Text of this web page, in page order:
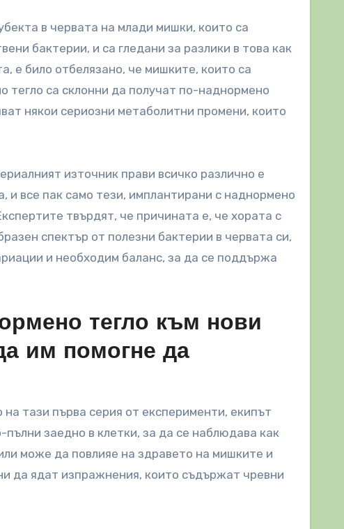
в червата на млади мишки, които са
бактерии, и са гледани за разлики в това как
е било отбелязано, че мишките, които са
тегло са склонни да получат по-наднормено
някои сериозни метаболитни промени, които
източник прави всичко различно е
и все пак само тези, имплантирани с наднормено
твърдят, че причината е, че хората с
спектър от полезни бактерии в червата си,
и необходим баланс, за да се поддържа
тегло към нови
им помогне да
тази първа серия от експерименти, екипът
заедно в клетки, за да се наблюдава как
може да повлияе на здравето на мишките и
да ядат изпражнения, които съдържат чревни